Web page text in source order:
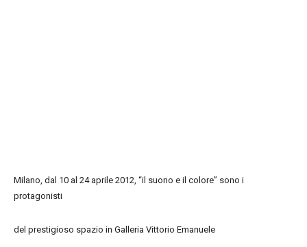
Milano, dal 10 al 24 aprile 2012, “il suono e il colore” sono i
protagonisti
del prestigioso spazio in Galleria Vittorio Emanuele